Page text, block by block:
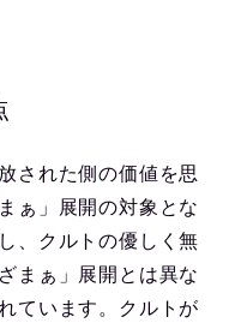
された側の価値を思
ぁ」展開の対象とな
、クルトの優しく無
まぁ」展開とは異な
ています。クルトが